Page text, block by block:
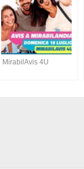
MirabilAvis 4U